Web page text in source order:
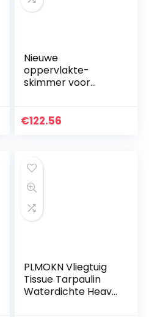
Nieuwe
oppervlakte-
skimmer voor
automatische
zwembaden
trekken drijvend
vuil aan voor
zwembadfiltersyst
emen
€122.56
PLMOKN Vliegtuig
Tissue Tarpaulin
Waterdichte Heavy